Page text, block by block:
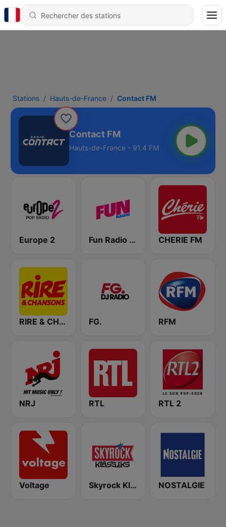
Stations Hauts-de-France Contact FM
Contact FM
Hauts-de-France - 91.4 FM
Europe 2 Fun Radio FRANCE CHERIE FM
RIRE & CHANSONS FG. RFM
NRJ RTL RTL 2
Voltage Skyrock Klassiks NOSTALGIE